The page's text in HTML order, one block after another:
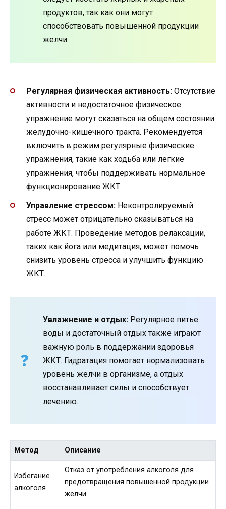
продуктов, так как они могут
способствовать повышенной продукции
желчи.
Регулярная физическая активность: Отсутствие
активности и недостаточное физическое
упражнение могут сказаться на общем состоянии
желудочно-кишечного тракта. Рекомендуется
включить в режим регулярные физические
упражнения, такие как ходьба или легкие
упражнения, чтобы поддерживать нормальное
функционирование ЖКТ.
Управление стрессом: Неконтролируемый
стресс может отрицательно сказываться на
работе ЖКТ. Проведение методов релаксации,
таких как йога или медитация, может помочь
снизить уровень стресса и улучшить функцию
ЖКТ.
Увлажнение и отдых: Регулярное питье
воды и достаточный отдых также играют
важную роль в поддержании здоровья
ЖКТ. Гидратация помогает нормализовать
уровень желчи в организме, а отдых
восстанавливает силы и способствует
лечению.
Метод Описание
Избегание
алкоголя
Отказ от употребления алкоголя для
предотвращения повышенной продукции
желчи